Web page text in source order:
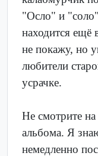
"Осло" и
находится ещё
не покажу, но
любители
усрачке.
Не смотрите
альбома. Я
немедленно